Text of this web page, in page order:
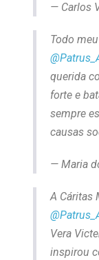
— Carlos
Todo
querida
forte e
sempre
causas
— Maria
A Cáritas
Vera
inspirou